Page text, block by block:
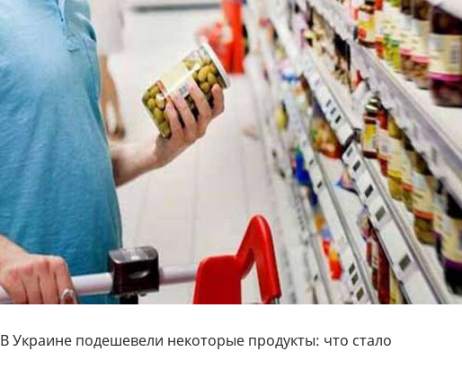
В Украине подешевели некоторые продукты: что стало